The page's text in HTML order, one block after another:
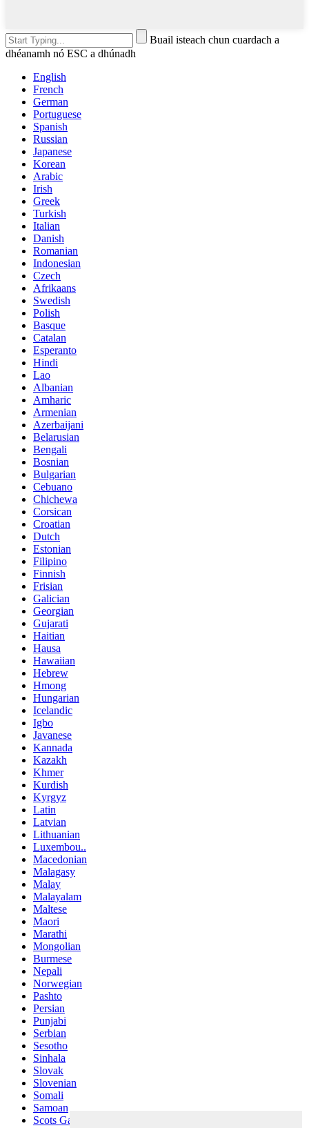
Buail isteach chun cuardach a
dhéanamh nó ESC a dhúnadh
English
French
German
Portuguese
Spanish
Russian
Japanese
Korean
Arabic
Irish
Greek
Turkish
Italian
Danish
Romanian
Indonesian
Czech
Afrikaans
Swedish
Polish
Basque
Catalan
Esperanto
Hindi
Lao
Albanian
Amharic
Armenian
Azerbaijani
Belarusian
Bengali
Bosnian
Bulgarian
Cebuano
Chichewa
Corsican
Croatian
Dutch
Estonian
Filipino
Finnish
Frisian
Galician
Georgian
Gujarati
Haitian
Hausa
Hawaiian
Hebrew
Hmong
Hungarian
Icelandic
Igbo
Javanese
Kannada
Kazakh
Khmer
Kurdish
Kyrgyz
Latin
Latvian
Lithuanian
Luxembou..
Macedonian
Malagasy
Malay
Malayalam
Maltese
Maori
Marathi
Mongolian
Burmese
Nepali
Norwegian
Pashto
Persian
Punjabi
Serbian
Sesotho
Sinhala
Slovak
Slovenian
Somali
Samoan
Scots Gaelic